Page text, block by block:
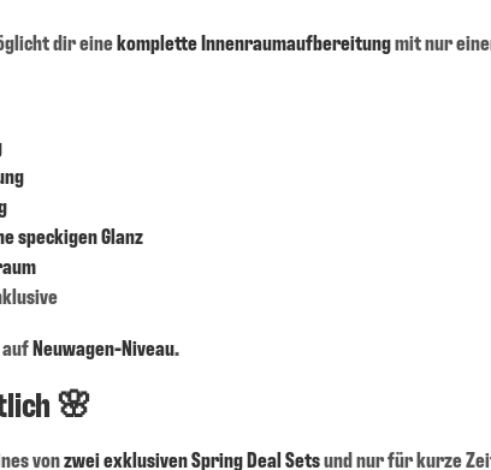
dir einekomplette Innenraumaufbereitungmit nur
speckigen Glanz
Neuwagen-Niveau.
🌸
vonzwei exklusiven Spring Deal Setsund nur für kurze